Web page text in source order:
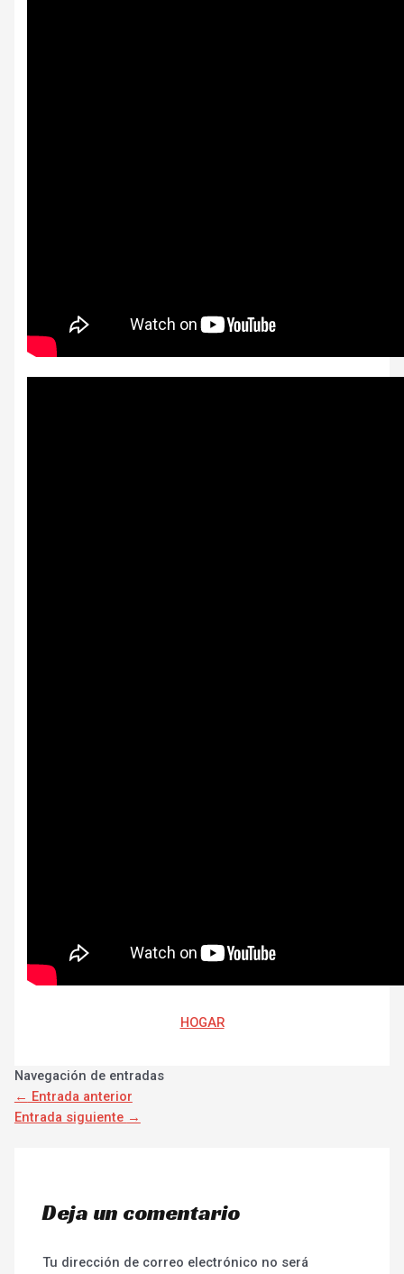
HOGAR
Navegación de entradas
← Entrada anterior
Entrada siguiente →
Deja un comentario
Tu dirección de correo electrónico no será